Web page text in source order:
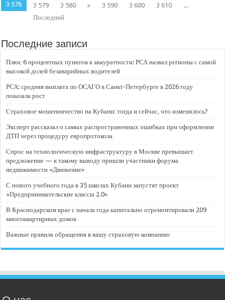
3 578
3 579 3 580 » 3 590 3 600 3 610
...
Последний
Последние записи
Плюс 6 процентных пунктов к аккуратности: РСА назвал регионы с самой
высокой долей безаварийных водителей
РСА: средняя выплата по ОСАГО в Санкт-Петербурге в 2026 году
показала рост
Страховое мошенничество на Кубани: тогда и сейчас, что изменилось?
Эксперт рассказал о самых распространенных ошибках при оформлении
ДТП через процедуру европротокола
Спрос на технологическую инфраструктуру в Москве превышает
предложение — к такому выводу пришли участники форума
недвижимости «Движение»
С нового учебного года в 35 школах Кубани запустят проект
«Предпринимательские классы 2.0»
В Краснодарском крае с начала года капитально отремонтировали 209
многоквартирных домов
Важные правила обращения в вашу страховую компанию